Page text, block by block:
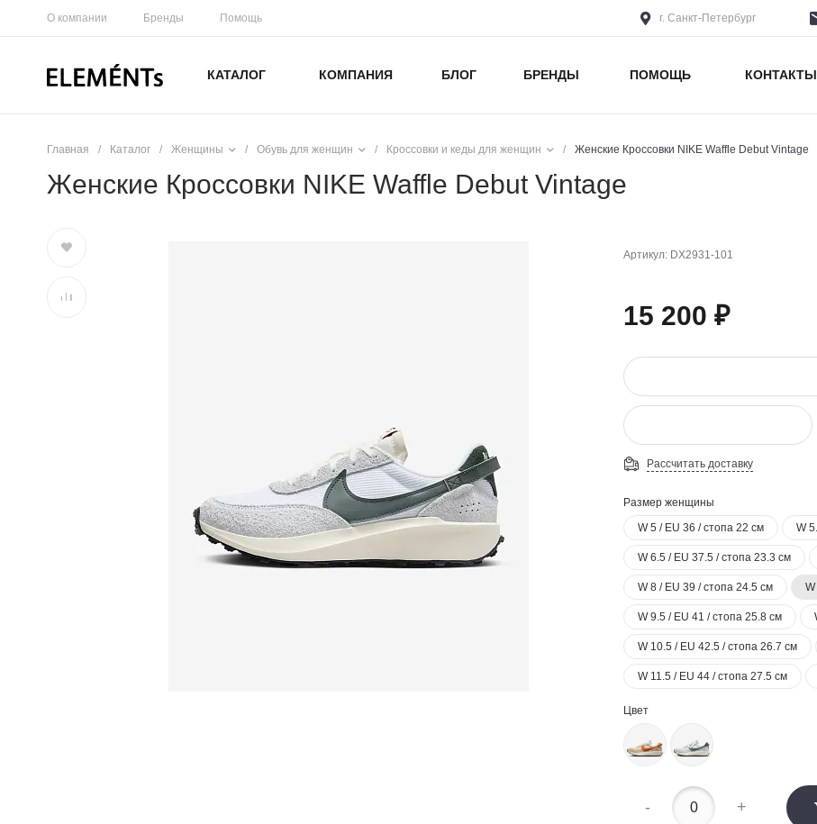
О компании Бренды Помощь г. Санкт-Петербург
КАТАЛОГ КОМПАНИЯ БЛОГ БРЕНДЫ ПОМОЩЬ КОНТАКТЫ
Главная / Каталог / Женщины / Обувь для женщин / Кроссовки и кеды для женщин / Женские Кроссовки NIKE Waffle Debut Vintage
Женские Кроссовки NIKE Waffle Debut Vintage
Артикул: DX2931-101
15 200 ₽
Рассчитать доставку
Размер женщины
W 5 / EU 36 / стопа 22 см
W
W 6.5 / EU 37.5 / стопа 23.3 см
W 8 / EU 39 / стопа 24.5 см
W 9.5 / EU 41 / стопа 25.8 см
W 10.5 / EU 42.5 / стопа 26.7 см
W 11.5 / EU 44 / стопа 27.5 см
Цвет
- +